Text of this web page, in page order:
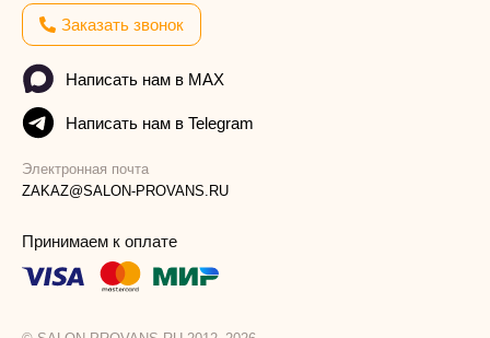
Заказать звонок
Написать нам в MAX
Написать нам в Telegram
Электронная почта
ZAKAZ@SALON-PROVANS.RU
Принимаем к оплате